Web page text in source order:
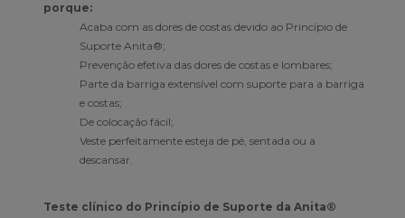
porque:
Acaba com as dores de costas devido ao Princípio de
Suporte Anita®;
Prevenção efetiva das dores de costas e lombares;
Parte da barriga extensível com suporte para a barriga
e costas;
De colocação fácil;
Veste perfeitamente esteja de pé, sentada ou a
descansar.
Teste clínico do Princípio de Suporte da Anita®